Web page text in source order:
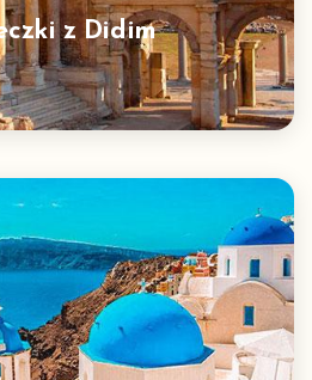
z Didim